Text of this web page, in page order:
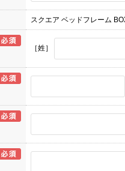
スクエア ベッドフレーム
［姓］